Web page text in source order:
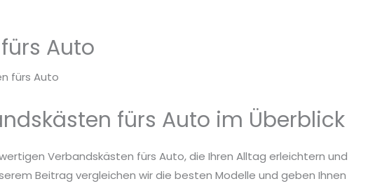
Auto
fürs Auto
fürs Auto im Überblick
Verbandskästen fürs Auto, die Ihren Alltag erleichtern und
Beitrag vergleichen wir die besten Modelle und geben Ihnen